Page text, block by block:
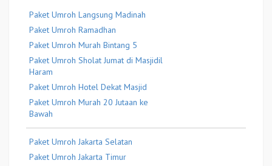
Paket Umroh Langsung Madinah
Paket Umroh Ramadhan
Paket Umroh Murah Bintang 5
Paket Umroh Sholat Jumat di Masjidil
Haram
Paket Umroh Hotel Dekat Masjid
Paket Umroh Murah 20 Jutaan ke
Bawah
Paket Umroh Jakarta Selatan
Paket Umroh Jakarta Timur